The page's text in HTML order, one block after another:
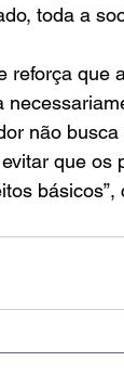
toda a
reforça que
não
que os
básicos”,